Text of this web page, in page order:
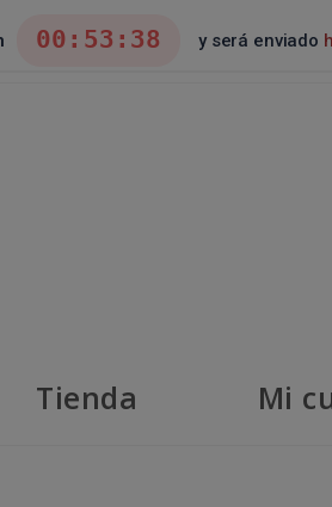
00:53:37 y será enviado
Tienda Mi